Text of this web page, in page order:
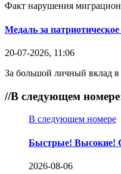
Факт нарушения
Медаль за
20-07-2026, 11:06
За большой личный вклад в
//В следующем
В следующем номере
Быстрые! Высокие!
2026-08-06